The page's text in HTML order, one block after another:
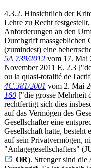
4.3.2. Hinsichtlich der
Lehre zu Recht
Anforderungen an den
Durchgriff massgeblichen
(zumindest) eine
5A 739/2012 vom 17. Mai
November 2011 E. 2.3
ou la quasi-totalité de
4C.381/2001 vom 2. Mai
160 ["die grosse Mehrheit
rechtfertigt sich dies
auf das Vermögen des
Gesellschafter eine
Gesellschaft hatte,
auf sein Privatvermögen,
"Anlagegesellschafters"
OR). Strenger sind die